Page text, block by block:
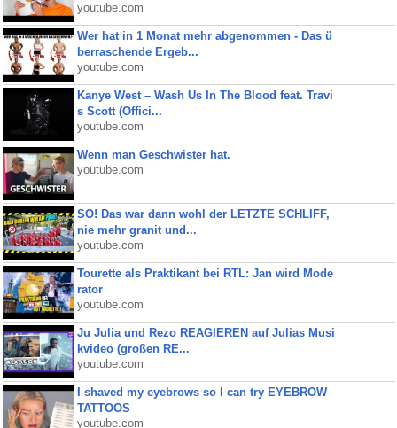
youtube.com
Wer hat in 1 Monat mehr abgenommen - Das ü
berraschende Ergeb...
youtube.com
Kanye West – Wash Us In The Blood feat. Travi
s Scott (Offici...
youtube.com
Wenn man Geschwister hat.
youtube.com
SO! Das war dann wohl der LETZTE SCHLIFF,
nie mehr granit und...
youtube.com
Tourette als Praktikant bei RTL: Jan wird Mode
rator
youtube.com
Ju Julia und Rezo REAGIEREN auf Julias Musi
kvideo (großen RE...
youtube.com
I shaved my eyebrows so I can try EYEBROW
TATTOOS
youtube.com